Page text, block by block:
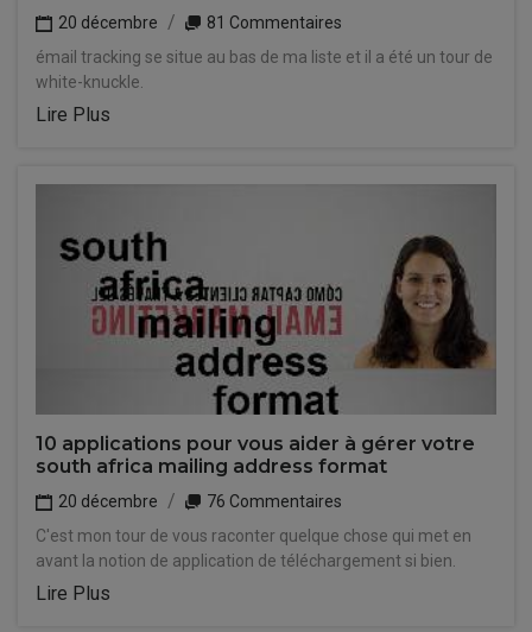
20 décembre
81 Commentaires
émail tracking se situe au bas de ma liste et il a été un tour de
white-knuckle.
Lire Plus
10 applications pour vous aider à gérer votre
south africa mailing address format
20 décembre
76 Commentaires
C'est mon tour de vous raconter quelque chose qui met en
avant la notion de application de téléchargement si bien.
Lire Plus